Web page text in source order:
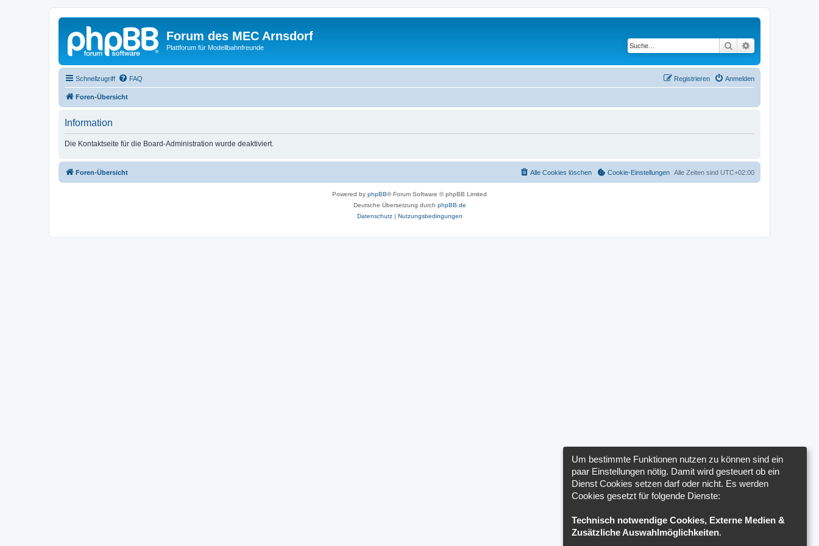
Forum des MEC Arnsdorf
Plattforum für Modellbahnfreunde Suche
Schnellzugriff FAQ Anmelden
Registrieren
Foren-Übersicht
Information
Die Kontaktseite für die Board-Administration wurde deaktiviert.
Foren-Übersicht Alle Zeiten sind UTC+02:00
Cookie-Einstellungen
Alle Cookies löschen
Powered by phpBB® Forum Software © phpBB Limited
Deutsche Übersetzung durch phpBB.de
Datenschutz| Nutzungsbedingungen
Um bestimmte Funktionen nutzen zu können sind ein
paar Einstellungen nötig. Damit wird gesteuert ob ein
Dienst Cookies setzen darf oder nicht. Es werden
Cookies gesetzt für folgende Dienste:
Technisch notwendige Cookies, Externe Medien &
Zusätzliche Auswahlmöglichkeiten.